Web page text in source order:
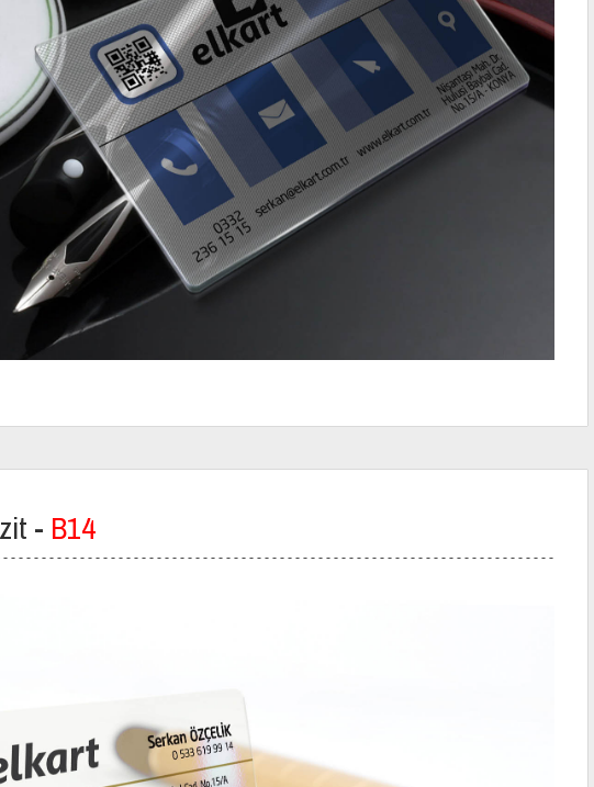
- B14
- - - - - - - - - - - - - - - - - - - - - - - - - - - - - - - - - - - - - - - - - - - - - - - - - - - - - - - - - - - - - - - - - - - - - - -